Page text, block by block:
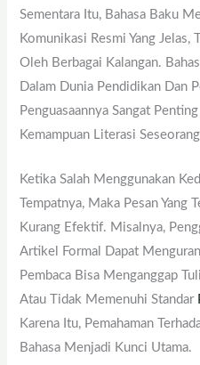
Sementara Itu, Bahasa Baku
Komunikasi Resmi Yang Jelas,
Oleh Berbagai Kalangan.
Dalam Dunia Pendidikan Dan
Penguasaannya Sangat
Kemampuan Literasi
Ketika Salah Menggunakan
Tempatnya, Maka Pesan Yang
Kurang Efektif. Misalnya,
Artikel Formal Dapat
Pembaca Bisa Menganggap
Atau Tidak Memenuhi Standar
Karena Itu, Pemahaman
Bahasa Menjadi Kunci Utama.